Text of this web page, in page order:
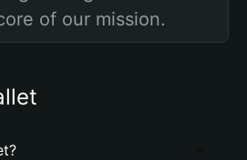
of our mission.